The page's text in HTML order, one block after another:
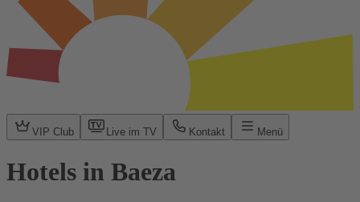
VIP Club Live im TV Kontakt Menü
Hotels in Baeza